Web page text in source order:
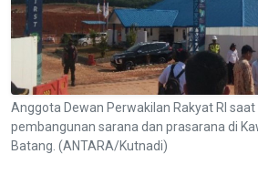
Anggota Dewan Perwakilan Rakyat RI
pembangunan sarana dan prasarana di
Batang. (ANTARA/Kutnadi)